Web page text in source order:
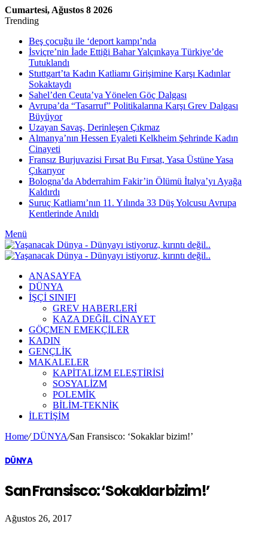
Cumartesi, Ağustos 8 2026
Trending
Beş çocuğu ile ‘deport kampı’nda
İsviçre’nin İade Ettiği Bahar Yalçınkaya Türkiye’de
Tutuklandı
Stuttgart’ta Kadın Katliamı Girişimine Karşı Kadınlar
Sokaktaydı
Sahel’den Ceuta’ya Yönelen Göç Dalgası
Avrupa’da “Tasarruf” Politikalarına Karşı Grev Dalgası
Büyüyor
Uzayan Savaş, Derinleşen Çıkmaz
Almanya’nın Hessen Eyaleti Kelkheim Şehrinde Kadın
Cinayeti
Fransız Burjuvazisi Fırsat Bu Fırsat, Yasa Üstüne Yasa
Çıkarıyor
Bologna’da Abderrahim Fakir’in Ölümü İtalya’yı Ayağa
Kaldırdı
Suruç Katliamı’nın 11. Yılında 33 Düş Yolcusu Avrupa
Kentlerinde Anıldı
Menü
ANASAYFA
DÜNYA
İŞÇİ SINIFI
GREV HABERLERİ
KAZA DEĞİL CİNAYET
GÖÇMEN EMEKÇİLER
KADIN
GENÇLİK
MAKALELER
KAPİTALİZM ELEŞTİRİSİ
SOSYALİZM
POLEMİK
BİLİM-TEKNİK
ILETIŞIM
Home/DÜNYA/San Fransisco: ‘Sokaklar bizim!’
DÜNYA
San Fransisco: ‘Sokaklar bizim!’
Ağustos 26, 2017